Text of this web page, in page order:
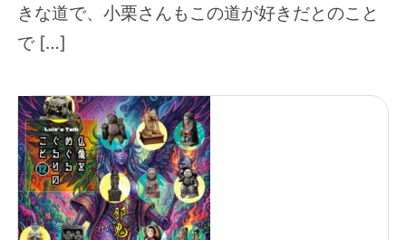
きな道で、小栗さんもこの道が好きだとのこと
で […]